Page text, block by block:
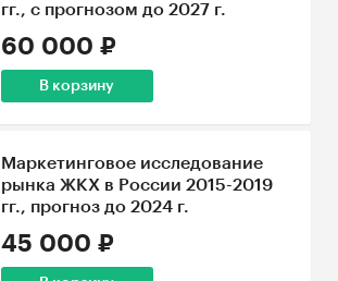
гг., с прогнозом до 2027 г.
60 000 ₽
В корзину
Маркетинговое исследование
рынка ЖКХ в России 2015-2019
гг., прогноз до 2024 г.
45 000 ₽